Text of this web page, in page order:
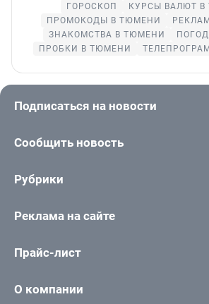
ГОРОСКОП
КУРСЫ ВАЛЮТ В
ПРОМОКОДЫ В ТЮМЕНИ
ЗНАКОМСТВА В ТЮМЕНИ
ПРОБКИ В ТЮМЕНИ
Подписаться на новости
Сообщить новость
Рубрики
Реклама на сайте
Прайс-лист
О компании